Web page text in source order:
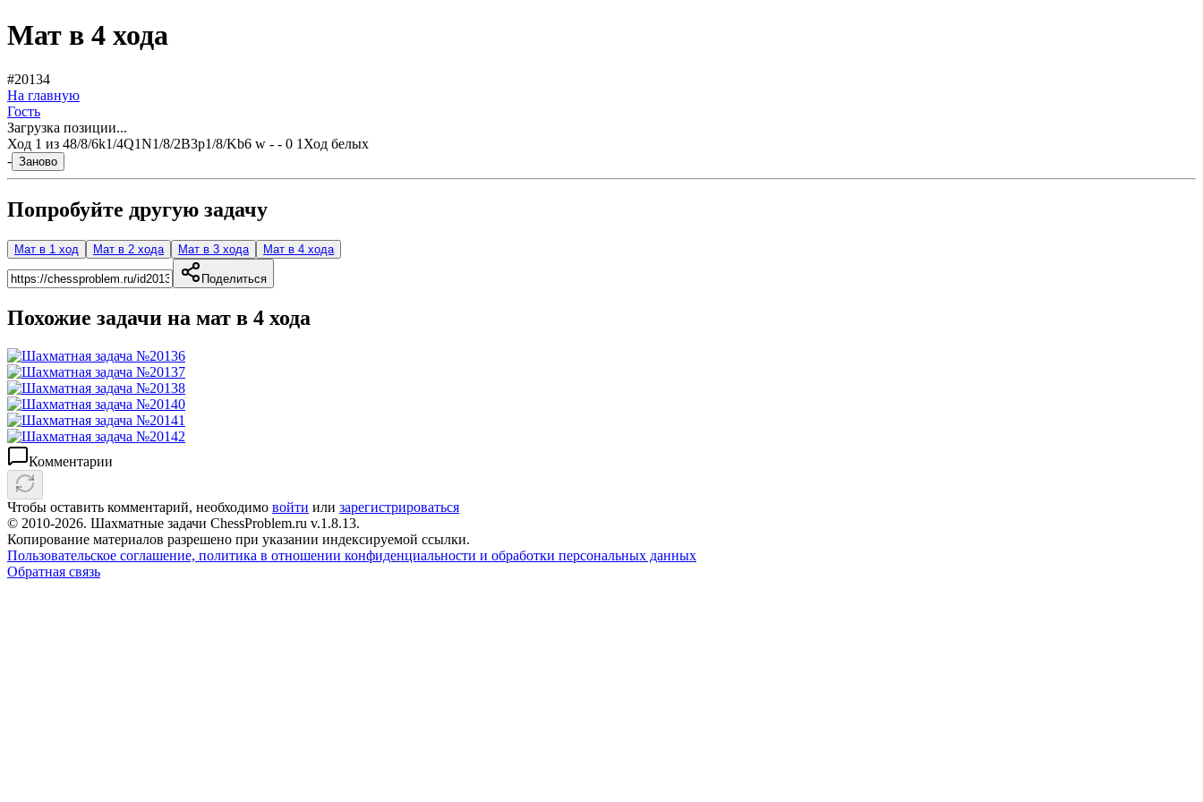
Мат в 4 хода
#20134
На главную
Гость
Загрузка позиции...
Ход 1 из 48/8/6k1/4Q1N1/8/2B3p1/8/Kb6 w - - 0 1 Ход белых
- Заново
Попробуйте другую задачу
Мат в 1 ход Мат в 2 хода Мат в 3 хода Мат в 4 хода
Поделиться
Похожие задачи на мат в 4 хода
Комментарии
Чтобы оставить комментарий, необходимо войти или зарегистрироваться
© 2010-2026. Шахматные задачи ChessProblem.ru v.1.8.13.
Копирование материалов разрешено при указании индексируемой ссылки.
Пользовательское соглашение, политика в отношении конфиденциальности и обработки персональных данных
Обратная связь